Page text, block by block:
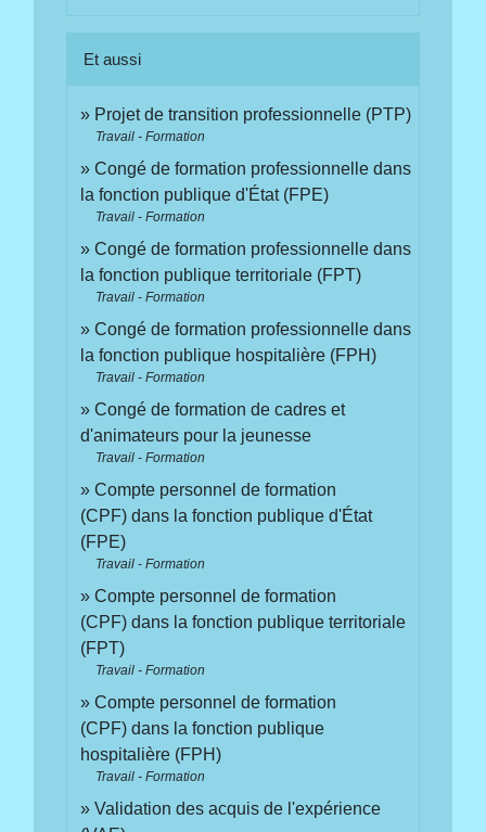
Et aussi
Projet de transition professionnelle (PTP)
Travail - Formation
Congé de formation professionnelle dans
la fonction publique d'État (FPE)
Travail - Formation
Congé de formation professionnelle dans
la fonction publique territoriale (FPT)
Travail - Formation
Congé de formation professionnelle dans
la fonction publique hospitalière (FPH)
Travail - Formation
Congé de formation de cadres et
d'animateurs pour la jeunesse
Travail - Formation
Compte personnel de formation
(CPF) dans la fonction publique d'État
(FPE)
Travail - Formation
Compte personnel de formation
(CPF) dans la fonction publique territoriale
(FPT)
Travail - Formation
Compte personnel de formation
(CPF) dans la fonction publique
hospitalière (FPH)
Travail - Formation
Validation des acquis de l'expérience